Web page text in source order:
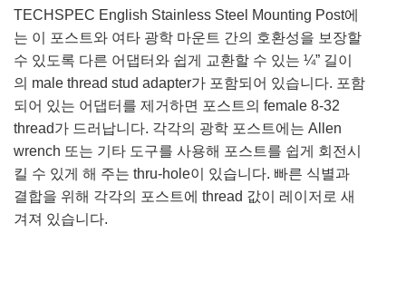
TECHSPEC English Stainless Steel Mounting Post에
는 이 포스트와 여타 광학 마운트 간의 호환성을 보장할
수 있도록 다른 어댑터와 쉽게 교환할 수 있는 ¼” 길이
의 male thread stud adapter가 포함되어 있습니다. 포함
되어 있는 어댑터를 제거하면 포스트의 female 8-32
thread가 드러납니다. 각각의 광학 포스트에는 Allen
wrench 또는 기타 도구를 사용해 포스트를 쉽게 회전시
킬 수 있게 해 주는 thru-hole이 있습니다. 빠른 식별과
결합을 위해 각각의 포스트에 thread 값이 레이저로 새
겨져 있습니다.